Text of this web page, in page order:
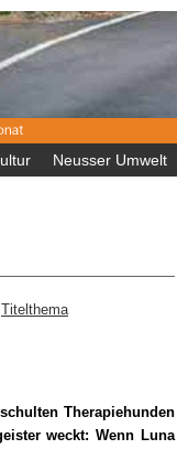
Neusser Umwelt
Titelthema
Therapiehunden
weckt:Wenn Luna